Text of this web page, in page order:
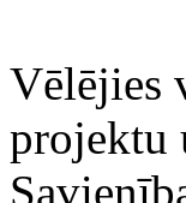
Vēlējies
projektu